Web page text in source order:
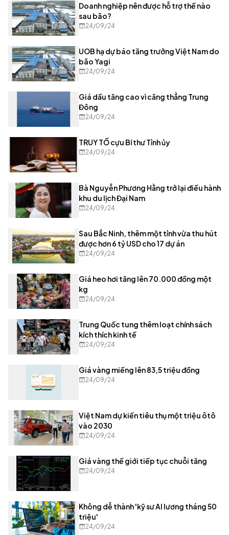
Doanh nghiệp nên được hỗ trợ thế nào
sau bão?
24/09/24
UOB hạ dự báo tăng trưởng Việt Nam do
bão Yagi
24/09/24
Giá dầu tăng cao vì căng thẳng Trung
Đông
24/09/24
TRUY TỐ cựu Bí thư Tỉnh ủy
24/09/24
Bà Nguyễn Phương Hằng trở lại điều hành
khu du lịch Đại Nam
24/09/24
Sau Bắc Ninh, thêm một tỉnh vừa thu hút
được hơn 6 tỷ USD cho 17 dự án
24/09/24
Giá heo hơi tăng lên 70.000 đồng một
kg
24/09/24
Trung Quốc tung thêm loạt chính sách
kích thích kinh tế
24/09/24
Giá vàng miếng lên 83,5 triệu đồng
24/09/24
Việt Nam dự kiến tiêu thụ một triệu ôtô
vào 2030
24/09/24
Giá vàng thế giới tiếp tục chuỗi tăng
24/09/24
Không dễ thành 'kỹ sư AI lương tháng 50
triệu'
24/09/24